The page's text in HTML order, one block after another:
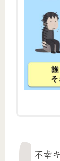
不幸